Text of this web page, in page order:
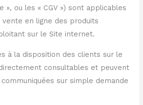
», ou les « CGV ») sont applicables
vente en ligne des produits
sur le Site internet.
à la disposition des clients sur le
consultables et peuvent
sur simple demande